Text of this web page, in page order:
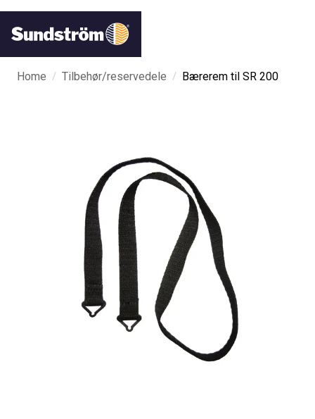
Home / Tilbehør/reservedele / Bærerem til SR 200